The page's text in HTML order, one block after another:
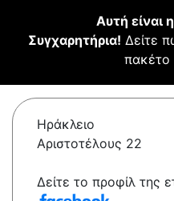
Αυτή είναι
Συγχαρητήρια! Δείτε
πακέτο
Ηράκλειο
Αριστοτέλους 22
Δείτε το προφίλ της